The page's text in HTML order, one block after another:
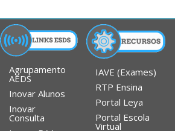
Agrupamento
AEDS
Inovar Alunos
Inovar
Consulta
IAVE (Exames)
RTP Ensina
Portal Leya
Portal Escola
Virtual